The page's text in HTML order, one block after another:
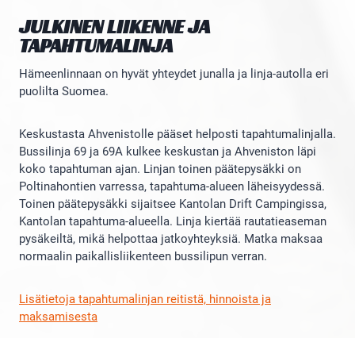
JULKINEN LIIKENNE JA
TAPAHTUMALINJA
Hämeenlinnaan on hyvät yhteydet junalla ja linja-autolla eri
puolilta Suomea.
Keskustasta Ahvenistolle pääset helposti tapahtumalinjalla.
Bussilinja 69 ja 69A kulkee keskustan ja Ahveniston läpi
koko tapahtuman ajan. Linjan toinen päätepysäkki on
Poltinahontien varressa, tapahtuma-alueen läheisyydessä.
Toinen päätepysäkki sijaitsee Kantolan Drift Campingissa,
Kantolan tapahtuma-alueella. Linja kiertää rautatieaseman
pysäkeiltä, mikä helpottaa jatkoyhteyksiä. Matka maksaa
normaalin paikallisliikenteen bussilipun verran.
Lisätietoja tapahtumalinjan reitistä, hinnoista ja
maksamisesta